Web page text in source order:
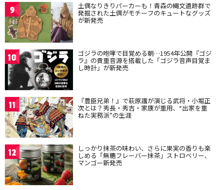
9 土偶なりきりパーカーも！青森の縄文遺跡群で
発掘された土偶がモチーフのキュートなグッズ
が新発売
10 ゴジラの咆哮で目覚める朝…1954年公開『ゴジ
ラ』の貴重音源を搭載した「ゴジラ音声目覚ま
し時計」が新発売
11 『豊臣兄弟！』で萩原護が演じる武将・小堀正
次とは？秀長・秀吉・家康が重用、“出家を重
ねた実務派”の生涯
12 しっかり抹茶の味わい、さらに果実の香りも楽
しめる「無糖フレーバー抹茶」ストロベリー、
マンゴー新発売